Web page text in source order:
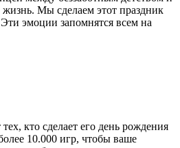
Мы сделаем этот праздник
эмоции запомнятся всем на
кто сделает его день рождения
10.000 игр, чтобы ваше